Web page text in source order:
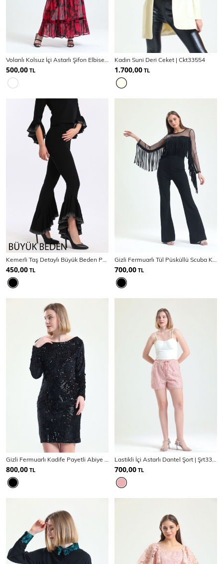
Ceket Mont & Kaban Yağmurluk
T-SHİRT & BLUZ
T-Shirt Bluz
Body
SPOR GİYİM
Volanlı Kolsuz İçi Astarlı Şifon Elbise | Elb34301
500,00 TL
Kadın Suni Deri Ceket | Ckt33554
1.700,00 TL
Kemerli Taş Detaylı Büyük Beden Pantolon | Pnt34810
450,00 TL
Gizli Fermuarlı Tül Püsküllü Scuba Krep Tulum | Tlm34163
700,00 TL
Gizli Fermuarlı Kadife Payetli Abiye Elbise | Elb32493
800,00 TL
Lastikli İçi Astarlı Dantel Şort | Şrt33683
700,00 TL